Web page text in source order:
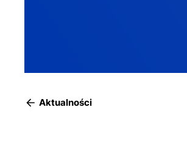
Aktualności